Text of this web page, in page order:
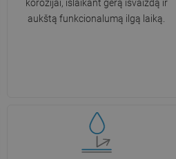
korozijai, išlaikant gerą išvaizdą ir
aukštą funkcionalumą ilgą laiką.